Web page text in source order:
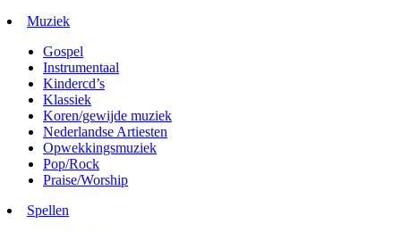
Muziek
Gospel
Instrumentaal
Kindercd’s
Klassiek
Koren/gewijde muziek
Nederlandse Artiesten
Opwekkingsmuziek
Pop/Rock
Praise/Worship
Spellen